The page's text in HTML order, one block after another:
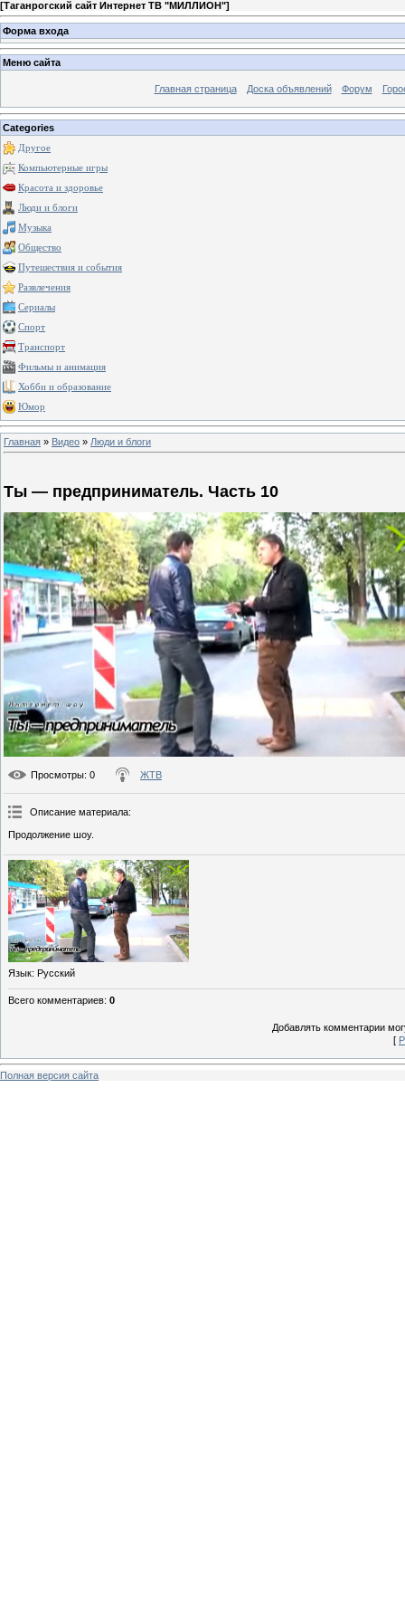
[Таганрогский сайт Интернет ТВ "МИЛЛИОН"]
Форма входа
Меню сайта
Главная страница Доска объявлений Форум
Categories
Другое
Компьютерные игры
Красота и здоровье
Люди и блоги
Музыка
Общество
Путешествия и события
Развлечения
Сериалы
Спорт
Транспорт
Фильмы и анимация
Хобби и образование
Юмор
Главная » Видео » Люди и блоги
Ты — предприниматель. Часть 10
Просмотры: 0 ЖТВ
Описание материала:
Продолжение шоу.
Язык: Русский
Всего комментариев: 0
Добавлять комментарии
[
Полная версия сайта